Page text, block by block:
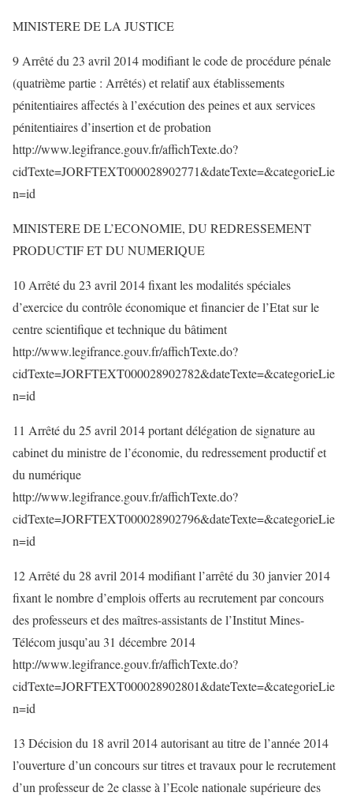
MINISTERE DE LA JUSTICE
9 Arrêté du 23 avril 2014 modifiant le code de procédure pénale
(quatrième partie : Arrêtés) et relatif aux établissements
pénitentiaires affectés à l’exécution des peines et aux services
pénitentiaires d’insertion et de probation
http://www.legifrance.gouv.fr/affichTexte.do?
cidTexte=JORFTEXT000028902771&dateTexte=&categorieLie
n=id
MINISTERE DE L’ECONOMIE, DU REDRESSEMENT
PRODUCTIF ET DU NUMERIQUE
10 Arrêté du 23 avril 2014 fixant les modalités spéciales
d’exercice du contrôle économique et financier de l’Etat sur le
centre scientifique et technique du bâtiment
http://www.legifrance.gouv.fr/affichTexte.do?
cidTexte=JORFTEXT000028902782&dateTexte=&categorieLie
n=id
11 Arrêté du 25 avril 2014 portant délégation de signature au
cabinet du ministre de l’économie, du redressement productif et
du numérique
http://www.legifrance.gouv.fr/affichTexte.do?
cidTexte=JORFTEXT000028902796&dateTexte=&categorieLie
n=id
12 Arrêté du 28 avril 2014 modifiant l’arrêté du 30 janvier 2014
fixant le nombre d’emplois offerts au recrutement par concours
des professeurs et des maîtres-assistants de l’Institut Mines-
Télécom jusqu’au 31 décembre 2014
http://www.legifrance.gouv.fr/affichTexte.do?
cidTexte=JORFTEXT000028902801&dateTexte=&categorieLie
n=id
13 Décision du 18 avril 2014 autorisant au titre de l’année 2014
l’ouverture d’un concours sur titres et travaux pour le recrutement
d’un professeur de 2e classe à l’Ecole nationale supérieure des